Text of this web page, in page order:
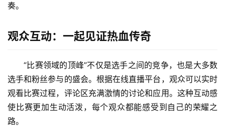
奏。
观众互动：一起见证热血传奇
“比赛领域的顶峰”不仅是选手之间的竞争，也是大多数
选手和粉丝参与的盛会。根据在线直播平台，观众可以实时
观看比赛过程，评论区充满激情的讨论和应用。这种互动感
使比赛更加生动活泼，每个观众都能感受到自己的荣耀之
路。